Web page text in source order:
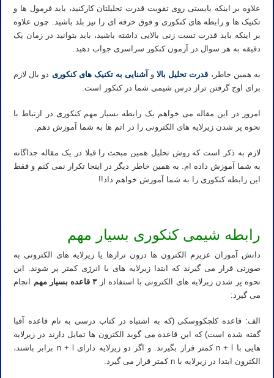
علاوه بر اینکه بایستی روی تقویت قدرت تحلیلتان کارکنید، باید فرمول ها و
تکنیک ها و رابطه های کنکوری و فوق حرفه ای را نیز بلد باشید. چون علاوه
بر اینکه باید قدرت تست زنی بالایی داشته باشید، باید بتوانید در زمان یک
دقیقه به هر سوال در آزمون کنکور سراسری جواب دهید.
به همین خاطر، قدرت تحلیل بالاو آشنایی به تکنیک های کنکوری دو بال لازم
برای اوج گرفتن تراز درس شیمی شما در کنکور است.
امرور در این مقاله می خواهم یک رابطه بسیار مهم کنکوری در ارتباط با
نحوه پر شدن زیرلایه های الکترونی را در اتم ها به شما آموزش دهم.
لازم به ذکر است که روش تحلیل همین مبحث را قبلا در یک مقاله جداگانه
به شما آموزش داده ام. به همین خاطر دیگر در اینجا تکرار نمی کنم و فقط
این رابطه کنکوری را به شما آموزش خواهم داد!!
رابطه شیمی کنکوری بسیار مهم
دانش آموزان عزیزم الکترون ها درون ترازها یا زیرلایه های الکترونی به
صورتی قرار می گیرند که ابتدا زیرلایه های با انرژی کمتر پر شوند. این
تحوه پر شدن زیرلایه های الکترونی با استفاده از ۳ قاعده بسیار مهم
انجام
می گیرد:
الف: قاعده کلچکووسکی (که به اشتباه در کتاب درسی به نام قاعده آفبا
گفته شده است) که این قاعده می گوید الکترون ها تمایل دارند در زیرلایه
هایی با n + l کمتر قرار بگیرند. و اگر دو زیرلایه دارای n + l برابر باشند،
الکترون ابتدا در زیرلایه با n کمتر قرار می گیرد.